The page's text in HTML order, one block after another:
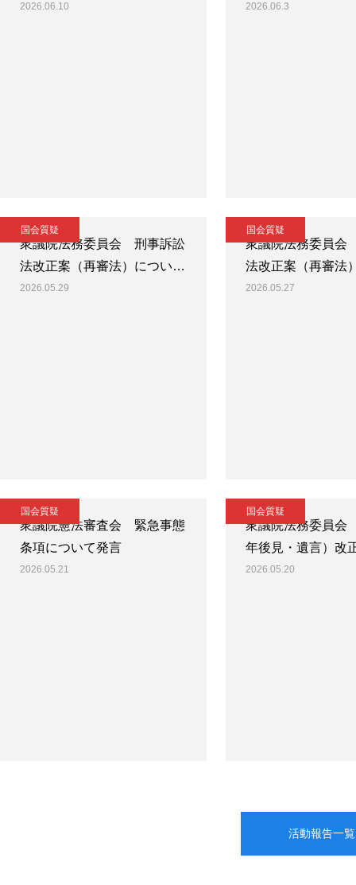
2026.06.10 2026.06.3
国会質疑
衆議院法務委員会 刑事訴訟
法改正案（再審法）につい…
2026.05.29
国会質疑
衆議院法務委員
法改正案（再審法
2026.05.27
国会質疑
衆議院憲法審査会 緊急事態
条項について発言
2026.05.21
国会質疑
衆議院法務委員
年後見・遺言）改
2026.05.20
活動報告一覧